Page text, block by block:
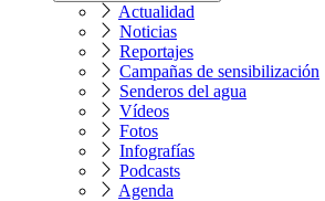
Actualidad
Noticias
Reportajes
Campañas de sensibilización
Senderos del agua
Vídeos
Fotos
Infografías
Podcasts
Agenda